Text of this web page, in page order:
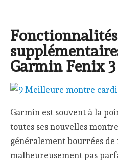
Fonctionnalités
Garmin Fenix 3
Garmin est souvent à la
toutes ses nouvelles
généralement bourrées de
malheureusement pas